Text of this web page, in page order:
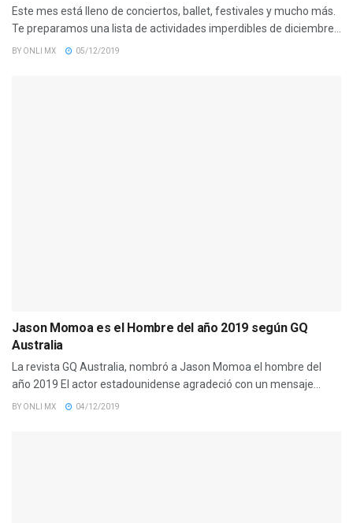
Este mes está lleno de conciertos, ballet, festivales y mucho más.
Te preparamos una lista de actividades imperdibles de diciembre...
BY ONLI MX 05/12/2019
Jason Momoa es el Hombre del año 2019 según GQ
Australia
La revista GQ Australia, nombró a Jason Momoa el hombre del
año 2019 El actor estadounidense agradeció con un mensaje...
BY ONLI MX 04/12/2019